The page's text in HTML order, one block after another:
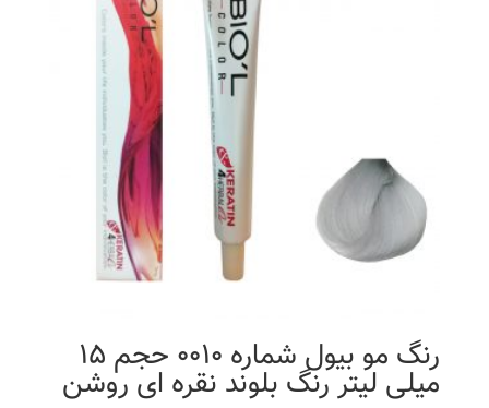
رنگ مو بیول شماره 0010 حجم 15
میلی لیتر رنگ بلوند نقره ای روشن